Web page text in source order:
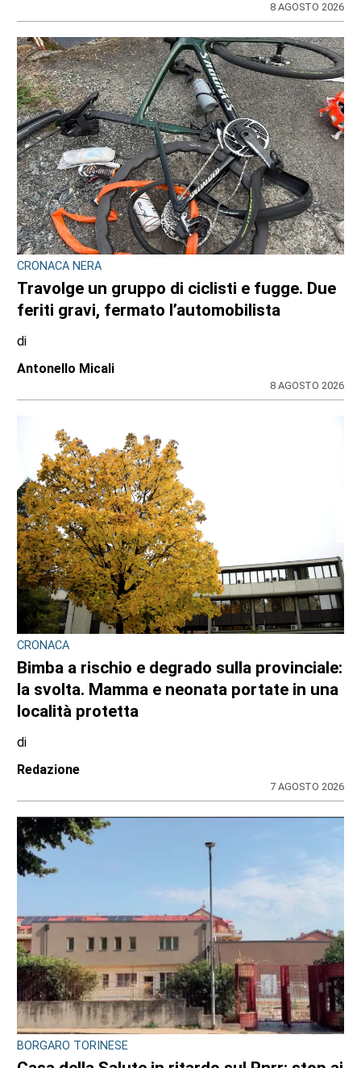
CONSIGLIO REGIONALE
Ambiente e conti pubblici al centro
dell’attività questa settimana in Consiglio
regionale
di
Redazione CRP
CONSIGLIO REGIONALE
A Palazzo Lascaris la mostra “Romano
Gazzera. Nel regno dei fiori giganti”
ULTIME NOTIZIE